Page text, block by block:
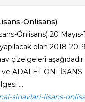
Önlisans)
Önlisans) 20
olan 2018-
çizelgeleri
ADALET ÖNLİSANS
...
sinavlari-lisans-